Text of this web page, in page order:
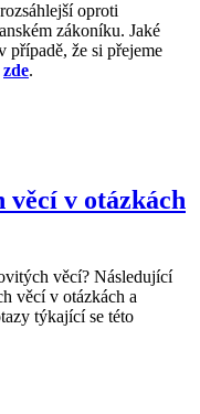
oproti
zákoníku. Jaké
případě, že si přejeme
zde.
věcí v otázkách
věcí? Následující
věcí v otázkách a
týkající se této